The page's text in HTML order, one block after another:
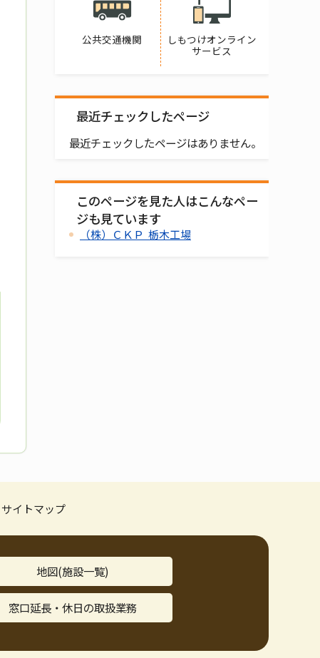
公共交通機関
しもつけオンライン
サービス
最近チェックしたページ
最近チェックしたページはありません。
このページを見た人はこんなペー
ジも見ています
（株）ＣＫＰ 栃木工場
サイトマップ
地図(施設一覧)
窓口延長・休日の取扱業務